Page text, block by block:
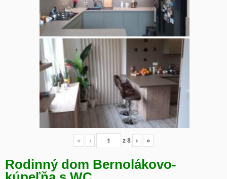
« ‹ z8 › »
Rodinný dom Bernolákovo-